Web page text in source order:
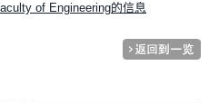
of Engineering的信息